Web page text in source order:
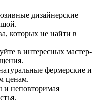
дизайнерские
которых не найти в
в интересных мастер-
фермерские и
ценам.
и неповторимая